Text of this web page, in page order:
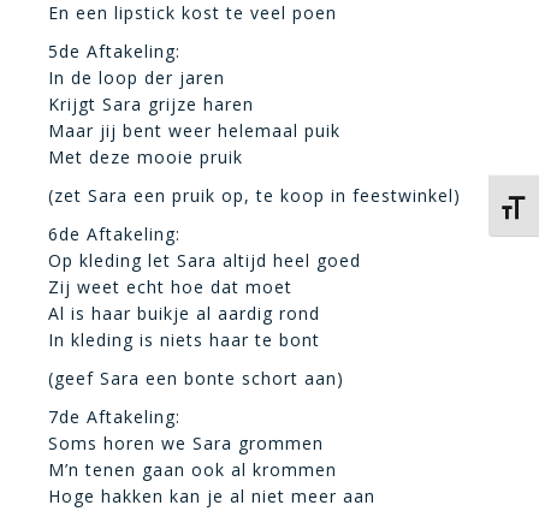
En een lipstick kost te veel poen
5de Aftakeling:
In de loop der jaren
Krijgt Sara grijze haren
Maar jij bent weer helemaal puik
Met deze mooie pruik
(zet Sara een pruik op, te koop in feestwinkel)
6de Aftakeling:
Op kleding let Sara altijd heel goed
Zij weet echt hoe dat moet
Al is haar buikje al aardig rond
In kleding is niets haar te bont
(geef Sara een bonte schort aan)
7de Aftakeling:
Soms horen we Sara grommen
M’n tenen gaan ook al krommen
Hoge hakken kan je al niet meer aan